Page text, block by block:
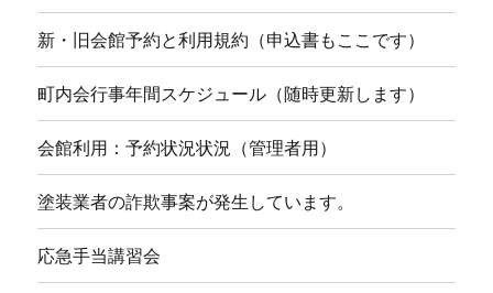
新・旧会館予約と利用規約（申込書もここです）
町内会行事年間スケジュール（随時更新します）
会館利用：予約状況状況（管理者用）
塗装業者の詐欺事案が発生しています。
応急手当講習会